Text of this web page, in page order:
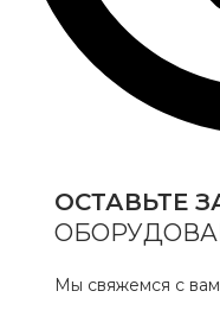
ОСТАВЬТЕ
Мы свяжемся с